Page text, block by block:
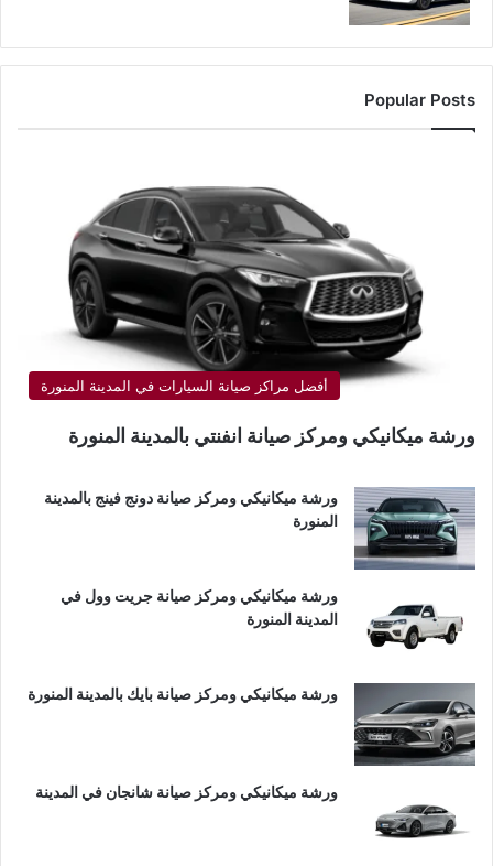
Popular Posts
أفضل مراكز صيانة السيارات في المدينة المنورة
ورشة ميكانيكي ومركز صيانة انفنتي بالمدينة المنورة
ورشة ميكانيكي ومركز صيانة دونج فينج بالمدينة
المنورة
ورشة ميكانيكي ومركز صيانة جريت وول في
المدينة المنورة
ورشة ميكانيكي ومركز صيانة بايك بالمدينة المنورة
ورشة ميكانيكي ومركز صيانة شانجان في المدينة